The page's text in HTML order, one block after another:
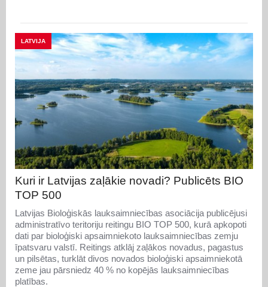
LATVIJA
Kuri ir Latvijas zaļākie novadi? Publicēts BIO
TOP 500
Latvijas Bioloģiskās lauksaimniecības asociācija publicējusi
administratīvo teritoriju reitingu BIO TOP 500, kurā apkopoti
dati par bioloģiski apsaimniekoto lauksaimniecības zemju
īpatsvaru valstī. Reitings atklāj zaļākos novadus, pagastus
un pilsētas, turklāt divos novados bioloģiski apsaimniekotā
zeme jau pārsniedz 40 % no kopējās lauksaimniecības
platības.